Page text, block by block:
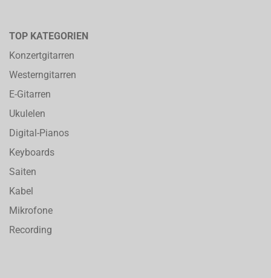
TOP KATEGORIEN
Konzertgitarren
Westerngitarren
E-Gitarren
Ukulelen
Digital-Pianos
Keyboards
Saiten
Kabel
Mikrofone
Recording